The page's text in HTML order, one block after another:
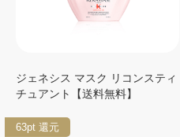
ジェネシス マスク リコンスティ
チュアント【送料無料】
63pt 還元